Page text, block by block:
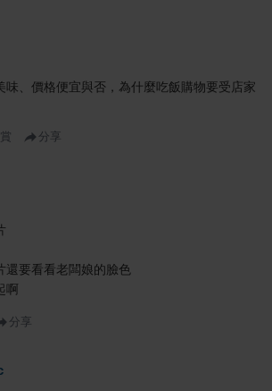
味、價格便宜與否，為什麼吃飯購物要受店家
分享
還要看看老闆娘的臉色
啊
分享